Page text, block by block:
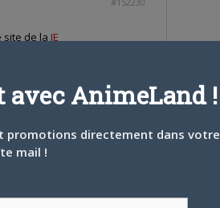
de la JE
avec AnimeLand !
promotions directement dans votre
mail !